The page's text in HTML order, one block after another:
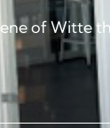
of Witte